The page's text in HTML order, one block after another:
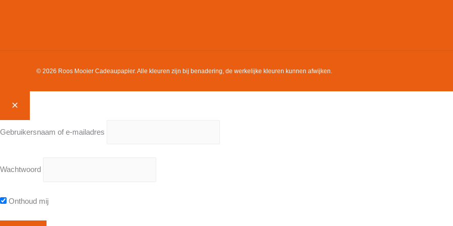
© 2026 Roos Mooier Cadeaupapier. Alle kleuren zijn bij benadering, de werkelijke kleuren kunnen afwijken.
Gebruikersnaam of e-mailadres
Wachtwoord
Onthoud mij